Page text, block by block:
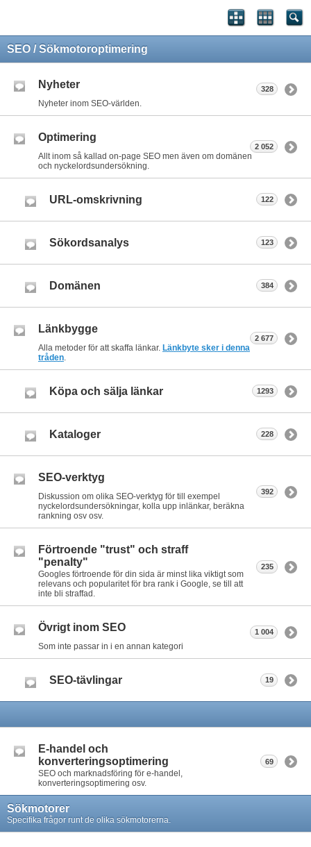
SEO / Sökmotoroptimering
Nyheter
Nyheter inom SEO-världen.
328
Optimering
Allt inom så kallad on-page SEO men även om domänen
och nyckelordsundersökning.
2 052
URL-omskrivning 122
Sökordsanalys 123
Domänen 384
Länkbygge
Alla metoder för att skaffa länkar. Länkbyte sker i denna
tråden.
2 677
Köpa och sälja länkar 1293
Kataloger 228
SEO-verktyg
Diskussion om olika SEO-verktyg för till exempel
nyckelordsundersökningar, kolla upp inlänkar, beräkna
rankning osv osv.
392
Förtroende "trust" och straff
"penalty"
Googles förtroende för din sida är minst lika viktigt som
relevans och popularitet för bra rank i Google, se till att
inte bli straffad.
235
Övrigt inom SEO
Som inte passar in i en annan kategori
1 004
SEO-tävlingar 19
E-handel och
konverteringsoptimering
SEO och marknadsföring för e-handel,
konverteringsoptimering osv.
69
Sökmotorer
Specifika frågor runt de olika sökmotorerna.